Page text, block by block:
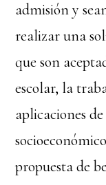
admisión y
realizar una
que son
escolar, la
aplicaciones
propuesta de